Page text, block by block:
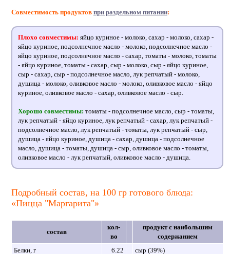
Совместимость продуктов при раздельном питании:
Плохо совместимы: яйцо куриное - молоко, сахар - молоко, сахар -
яйцо куриное, подсолнечное масло - молоко, подсолнечное масло -
яйцо куриное, подсолнечное масло - сахар, томаты - молоко, томаты
- яйцо куриное, томаты - сахар, сыр - молоко, сыр - яйцо куриное,
сыр - сахар, сыр - подсолнечное масло, лук репчатый - молоко,
душица - молоко, оливковое масло - молоко, оливковое масло - яйцо
куриное, оливковое масло - сахар, оливковое масло - сыр.
Хорошо совместимы: томаты - подсолнечное масло, сыр - томаты,
лук репчатый - яйцо куриное, лук репчатый - сахар, лук репчатый -
подсолнечное масло, лук репчатый - томаты, лук репчатый - сыр,
душица - яйцо куриное, душица - сахар, душица - подсолнечное
масло, душица - томаты, душица - сыр, оливковое масло - томаты,
оливковое масло - лук репчатый, оливковое масло - душица.
Подробный состав, на 100 гр готового блюда:
«Пицца "Маргарита"»
состав
кол-
во
продукт с наибольшим
содержанием
Белки, г
6.22
сыр (39%)